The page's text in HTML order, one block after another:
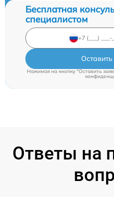
Бесплатная
специалистом
Нажимая на кнопку "Оставить
Ответы на